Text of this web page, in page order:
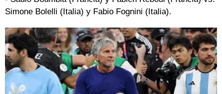
Simone Bolelli (Italia) y Fabio Fognini (Italia).